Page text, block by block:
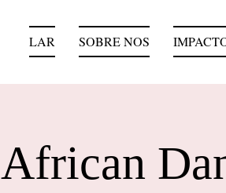
LAR SOBRE NOS
African